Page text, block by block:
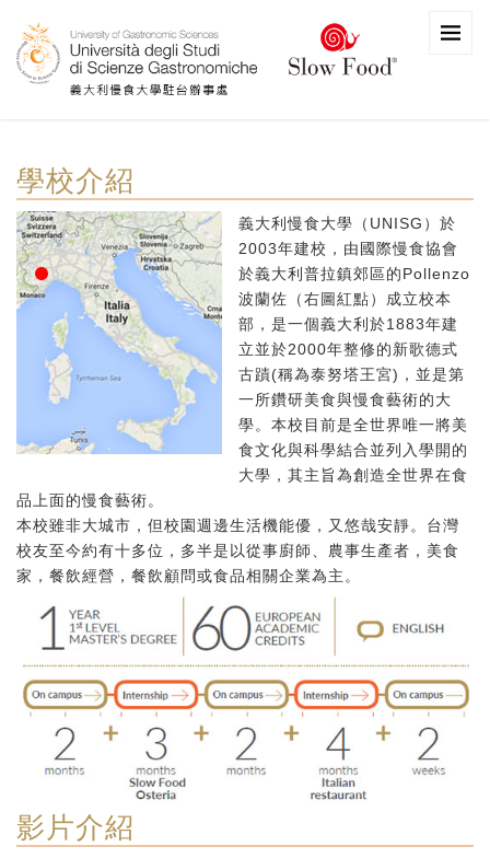
學校介紹
義大利慢食大學（UNISG）於
2003年建校，由國際慢食協會
於義大利普拉鎮郊區的Pollenzo
波蘭佐（右圖紅點）成立校本
部，是一個義大利於1883年建
立並於2000年整修的新歌德式
古蹟(稱為泰努塔王宮)，並是第
一所鑽研美食與慢食藝術的大
學。本校目前是全世界唯一將美
食文化與科學結合並列入學開的
大學，其主旨為創造全世界在食
品上面的慢食藝術。
本校雖非大城市，但校園週邊生活機能優，又悠哉安靜。台灣
校友至今約有十多位，多半是以從事廚師、農事生產者，美食
家，餐飲經營，餐飲顧問或食品相關企業為主。
影片介紹